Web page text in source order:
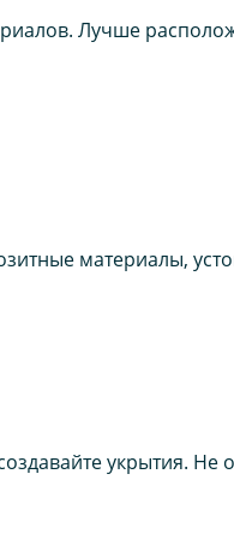
Лучше
материалы,
укрытия. Не